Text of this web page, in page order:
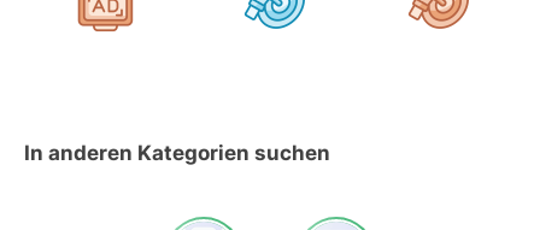
In anderen Kategorien suchen